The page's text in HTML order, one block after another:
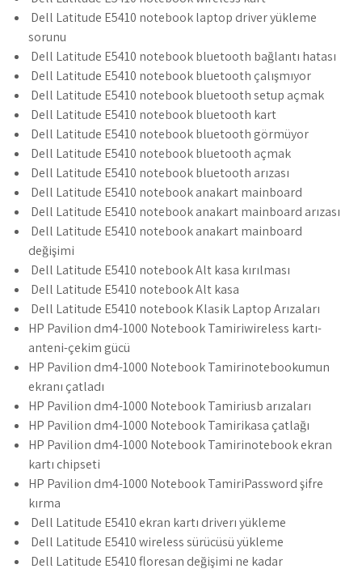
Dell Latitude E5410 notebook laptop driver yükleme
sorunu
Dell Latitude E5410 notebook bluetooth bağlantı hatası
Dell Latitude E5410 notebook bluetooth çalışmıyor
Dell Latitude E5410 notebook bluetooth setup açmak
Dell Latitude E5410 notebook bluetooth kart
Dell Latitude E5410 notebook bluetooth görmüyor
Dell Latitude E5410 notebook bluetooth açmak
Dell Latitude E5410 notebook bluetooth arızası
Dell Latitude E5410 notebook anakart mainboard
Dell Latitude E5410 notebook anakart mainboard arızası
Dell Latitude E5410 notebook anakart mainboard
değişimi
Dell Latitude E5410 notebook Alt kasa kırılması
Dell Latitude E5410 notebook Alt kasa
Dell Latitude E5410 notebook Klasik Laptop Arızaları
HP Pavilion dm4-1000 Notebook Tamiriwireless kartı-
anteni-çekim gücü
HP Pavilion dm4-1000 Notebook Tamirinotebookumun
ekranı çatladı
HP Pavilion dm4-1000 Notebook Tamiriusb arızaları
HP Pavilion dm4-1000 Notebook Tamirikasa çatlağı
HP Pavilion dm4-1000 Notebook Tamirinotebook ekran
kartı chipseti
HP Pavilion dm4-1000 Notebook TamiriPassword şifre
kırma
Dell Latitude E5410 ekran kartı driverı yükleme
Dell Latitude E5410 wireless sürücüsü yükleme
Dell Latitude E5410 floresan değişimi ne kadar